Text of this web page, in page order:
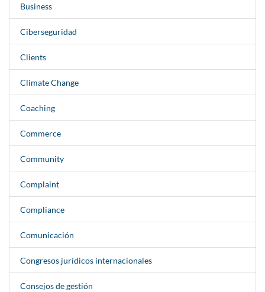
Business
Ciberseguridad
Clients
Climate Change
Coaching
Commerce
Community
Complaint
Compliance
Comunicación
Congresos jurídicos internacionales
Consejos de gestión